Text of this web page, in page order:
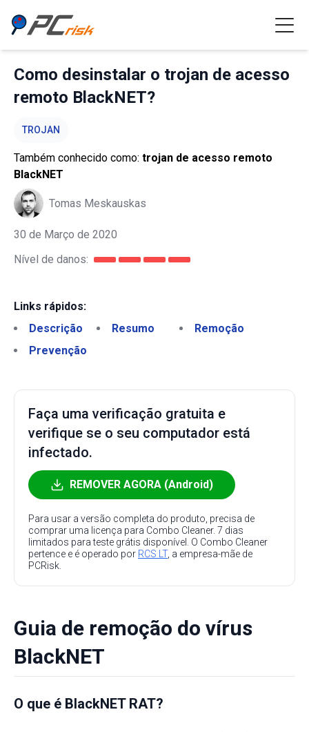
Como desinstalar o trojan de acesso
remoto BlackNET?
TROJAN
Também conhecido como: trojan de acesso remoto
BlackNET
Tomas Meskauskas
30 de Março de 2020
Nível de danos:
Links rápidos:
Descrição
Resumo
Remoção
Prevenção
Faça uma verificação gratuita e
verifique se o seu computador está
infectado.
REMOVER AGORA (Android)
Para usar a versão completa do produto, precisa de
comprar uma licença para Combo Cleaner. 7 dias
limitados para teste grátis disponível. O Combo Cleaner
pertence e é operado por RCS LT, a empresa-mãe de
PCRisk.
Guia de remoção do vírus
BlackNET
O que é BlackNET RAT?